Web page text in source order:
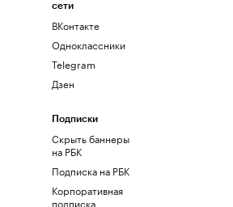
сети
ВКонтакте
Одноклассники
Telegram
Дзен
Подписки
Скрыть баннеры
на РБК
Подписка на РБК
Корпоративная
подписка